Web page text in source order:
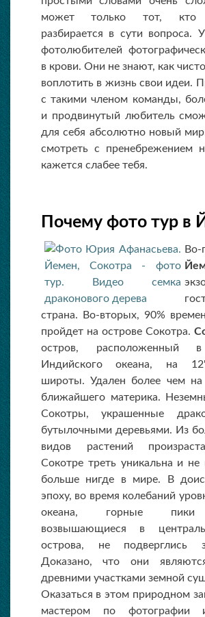
может только тот, кто
разбирается в сути вопроса.
фотолюбителей
в крови. Они не знают, как
воплотить в жизнь свои идеи.
с такими членом команды,
и продвинутый любитель
для себя абсолютно новый
смотреть с пренебрежением
кажется слабее тебя.
Почему фото тур в
Во-
страна. Во-вторых, 90%
пройдет на острове Сокотра.
остров, расположенный в
Индийского океана, на
широты. Удален более чем
ближайшего материка.
Сокотры, украшенные
бутылочными деревьями. Из
видов растений
Сокотре треть уникальна и не
больше нигде в мире. В
эпоху, во время колебаний
океана, горные пики
возвышающиеся в
острова, не подверглись
Доказано, что они
древними участками земной
Оказаться в этом природном
мастером по